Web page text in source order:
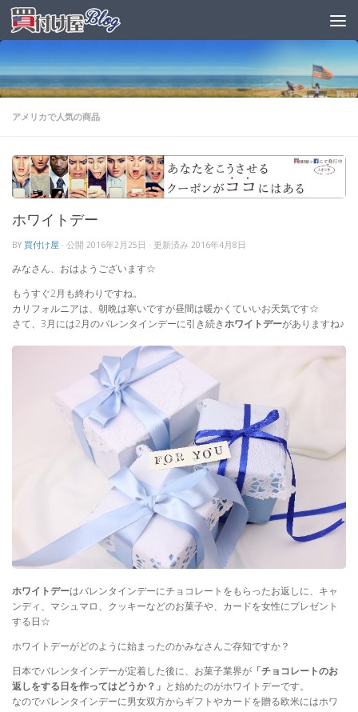
アメリカで人気の商品
ホワイトデー
BY 買付け屋 · 公開 2016年2月25日 · 更新済み 2016年4月8日
みなさん、おはようございます☆
もうすぐ2月も終わりですね。
カリフォルニアは、朝晩は寒いですが昼間は暖かくていいお天気です☆
さて、3月には2月のバレンタインデーに引き続きホワイトデーがありますね♪
ホワイトデーはバレンタインデーにチョコレートをもらったお返しに、キャ
ンディ、マシュマロ、クッキーなどのお菓子や、カードを女性にプレゼント
する日☆
ホワイトデーがどのように始まったのかみなさんご存知ですか？
日本でバレンタインデーが定着した後に、お菓子業界が 「チョコレートのお
返しをする日を作ってはどうか？」 と始めたのがホワイトデーです。
なのでバレンタインデーに男女双方からギフトやカードを贈る欧米にはホワ